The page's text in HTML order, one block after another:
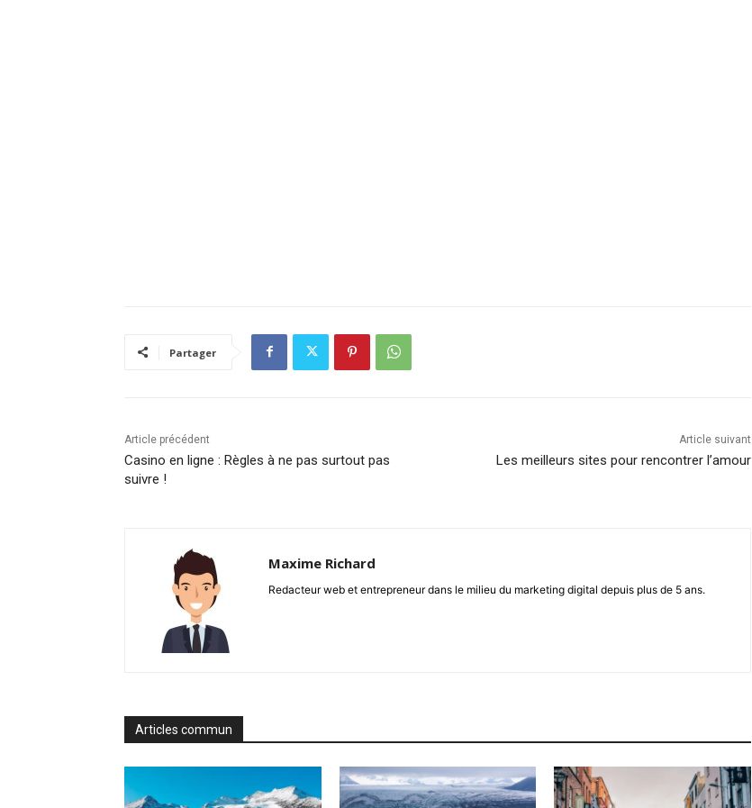
Partager
Article précédent
Casino en ligne : Règles à ne pas surtout pas
suivre !
Article suivant
Les meilleurs sites pour rencontrer l’amour
Maxime Richard
Redacteur web et entrepreneur dans le milieu du marketing digital depuis plus de 5 ans.
Articles commun